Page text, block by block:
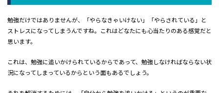
勉強だけではありませんが、「やらなきゃいけない」「やらされている」と
ストレスになってしまうんですね。これはどなたにも心当たりのある感覚だと
思います。
これは、勉強に追いかけられているからであって、勉強しなければならない状
況になってしまっているからという面もあるでしょう。